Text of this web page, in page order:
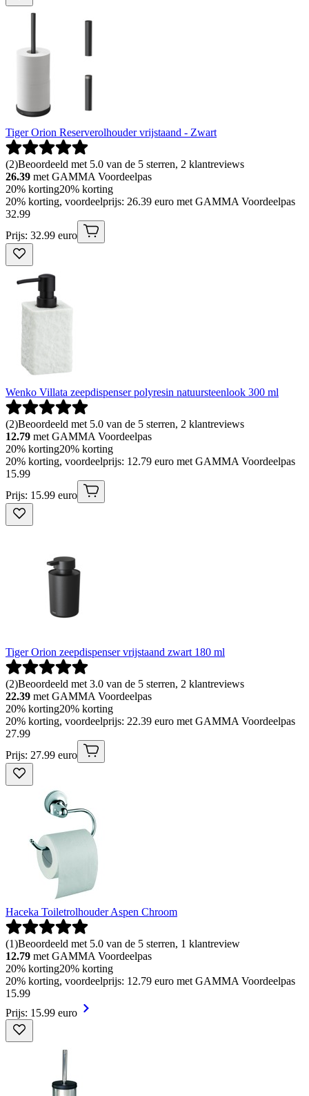
Tiger Orion Reserverolhouder vrijstaand - Zwart
(2)Beoordeeld met 5.0 van de 5 sterren, 2 klantreviews
26.39 met GAMMA Voordeelpas
20% korting20% korting
20% korting, voordeelprijs: 26.39 euro met GAMMA Voordeelpas
32.99
Prijs: 32.99 euro
Wenko Villata zeepdispenser polyresin natuursteenlook 300 ml
(2)Beoordeeld met 5.0 van de 5 sterren, 2 klantreviews
12.79 met GAMMA Voordeelpas
20% korting20% korting
20% korting, voordeelprijs: 12.79 euro met GAMMA Voordeelpas
15.99
Prijs: 15.99 euro
Tiger Orion zeepdispenser vrijstaand zwart 180 ml
(2)Beoordeeld met 3.0 van de 5 sterren, 2 klantreviews
22.39 met GAMMA Voordeelpas
20% korting20% korting
20% korting, voordeelprijs: 22.39 euro met GAMMA Voordeelpas
27.99
Prijs: 27.99 euro
Haceka Toiletrolhouder Aspen Chroom
(1)Beoordeeld met 5.0 van de 5 sterren, 1 klantreview
12.79 met GAMMA Voordeelpas
20% korting20% korting
20% korting, voordeelprijs: 12.79 euro met GAMMA Voordeelpas
15.99
Prijs: 15.99 euro